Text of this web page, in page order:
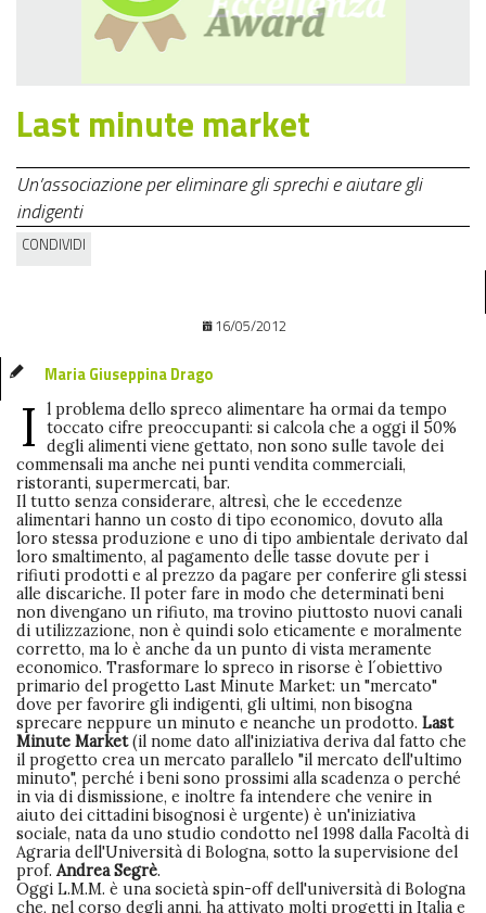
Last minute market
Un’associazione per eliminare gli sprechi e aiutare gli
indigenti
CONDIVIDI
16/05/2012
Maria Giuseppina Drago
I
l problema dello spreco alimentare ha ormai da tempo
toccato cifre preoccupanti: si calcola che a oggi il 50%
degli alimenti viene gettato, non sono sulle tavole dei
commensali ma anche nei punti vendita commerciali,
ristoranti, supermercati, bar.
Il tutto senza considerare, altresì, che le eccedenze
alimentari hanno un costo di tipo economico, dovuto alla
loro stessa produzione e uno di tipo ambientale derivato dal
loro smaltimento, al pagamento delle tasse dovute per i
rifiuti prodotti e al prezzo da pagare per conferire gli stessi
alle discariche. Il poter fare in modo che determinati beni
non divengano un rifiuto, ma trovino piuttosto nuovi canali
di utilizzazione, non è quindi solo eticamente e moralmente
corretto, ma lo è anche da un punto di vista meramente
economico. Trasformare lo spreco in risorse è l´obiettivo
primario del progetto Last Minute Market: un "mercato"
dove per favorire gli indigenti, gli ultimi, non bisogna
sprecare neppure un minuto e neanche un prodotto. Last
Minute Market(il nome dato all'iniziativa deriva dal fatto che
il progetto crea un mercato parallelo "il mercato dell'ultimo
minuto", perché i beni sono prossimi alla scadenza o perché
in via di dismissione, e inoltre fa intendere che venire in
aiuto dei cittadini bisognosi è urgente) è un'iniziativa
sociale, nata da uno studio condotto nel 1998 dalla Facoltà di
Agraria dell'Università di Bologna, sotto la supervisione del
prof. Andrea Segrè.
Oggi L.M.M. è una società spin-off dell'università di Bologna
che, nel corso degli anni, ha attivato molti progetti in Italia e